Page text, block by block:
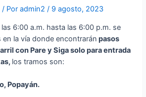
/ Poradmin2 / 9 agosto, 2023
las 6:00 a.m. hasta las 6:00 p.m. se
en la vía donde encontrarán pasos
con Pare y Siga solo para entrada
los tramos son:
Popayán.